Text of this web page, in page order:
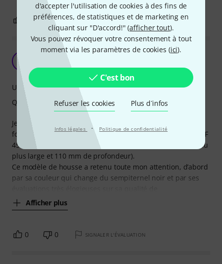
d'accepter l'utilisation de cookies à des fins de
préférences, de statistiques et de marketing en
cliquant sur "D'accord!" (afficher tout).
Vous pouvez révoquer votre consentement à tout
moment via les paramètres de cookies (ici).
C'est bon
Refuser les cookies Plus d´infos
Infos légales · Politique de confidentialité
0 SIGNALER L'ÉVALUATION
Parfait !
Fifi33 21.01.2023
Je recherchais une housse pour remplacer l’étui rigide
format jumbo (qui pèse une tonne !) de ma ma Takamine EF
450M HG aux généreuses dimensions (caisse de 400 mm au
plus large et 110 mm de profondeur).
Ce modèle de housse a retenu toute mon attention, d’abord
par sa couleur qui change du sempiternel noir et par ses
Afficher plus
Utilisation
Qualité de fabrication
0 0 SIGNALER L'ÉVALUATION